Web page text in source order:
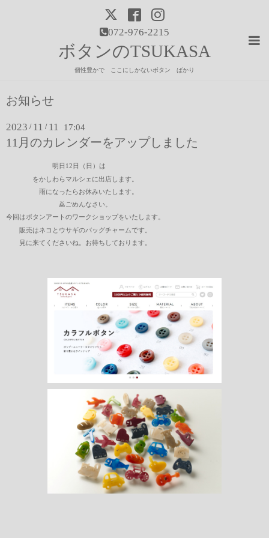
072-976-2215
ボタンのTSUKASA
個性豊かで ここにしかないボタン ばかり
お知らせ
2023 / 11 / 11 17:04
11月のカレンダーをアップしました
明日12日（日）は
をかしわらマルシェに出店します。
雨になったらお休みいたします。
🙇ごめんなさい。
今回はボタンアートのワークショップをいたします。
販売はネコとウサギのバッグチャームです。
見に来てくださいね。お待ちしております。